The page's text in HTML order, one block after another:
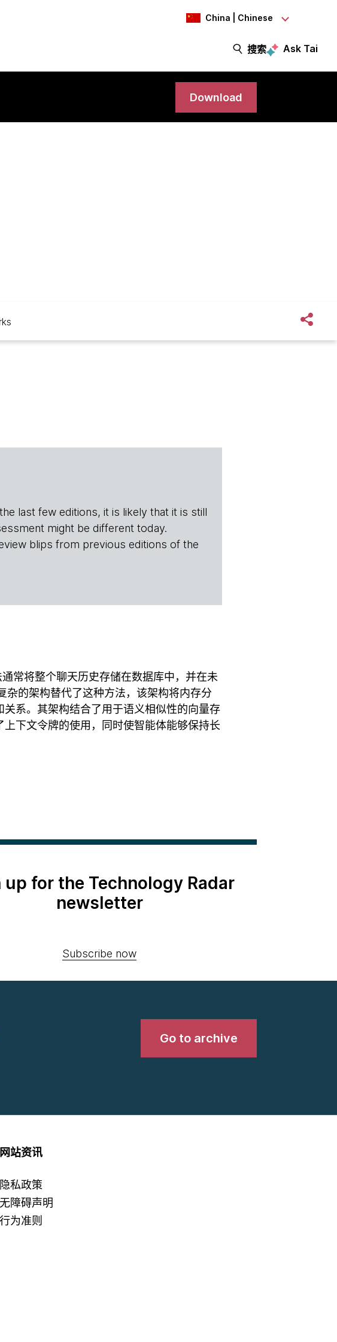
China | Chinese
搜索 Ask Tai
Download
last few editions, it is likely that it is still
might be different today.
blips from previous editions of the
常将整个聊天历史存储在数据库中，并在未
的架构替代了这种方法，该架构将内存分
系。其架构结合了用于语义相似性的向量存
下文令牌的使用，同时使智能体能够保持长
up for the Technology Radar
newsletter
Subscribe now
Go to archive
网站资讯
隐私政策
无障碍声明
行为准则